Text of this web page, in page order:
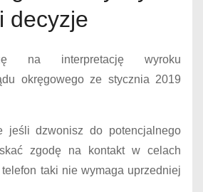
i decyzje
na interpretację wyroku
okręgowego ze stycznia 2019
jeśli dzwonisz do potencjalnego
zgodę na kontakt w celach
taki nie wymaga uprzedniej